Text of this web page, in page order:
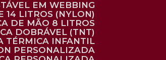
EM WEBBING
14 LITROS (NYLON)
DE MÃO 8 LITROS
DOBRÁVEL (TNT)
TÉRMICA INFANTIL
PERSONALIZADA